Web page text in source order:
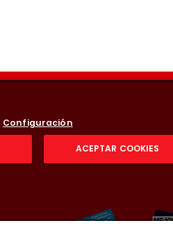
Configuración
ACEPTAR COOKIES